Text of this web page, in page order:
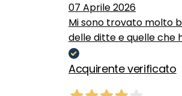
07 Aprile 2026
Mi sono trovato molto
delle ditte e quelle che
Acquirente verificato